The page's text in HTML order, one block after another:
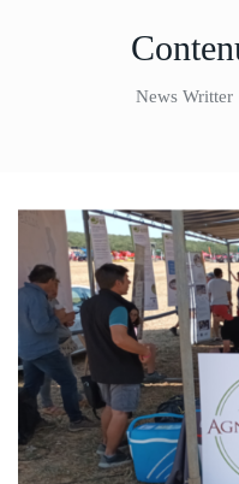
News Writter